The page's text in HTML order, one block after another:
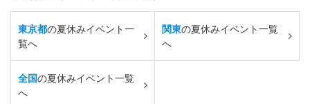
東京都の夏休みイベント一
覧へ
関東の夏休みイベント一覧
へ
全国の夏休みイベント一覧
へ